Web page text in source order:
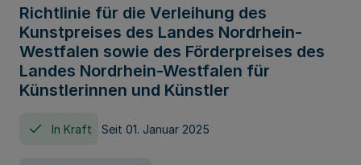
Richtlinie für die Verleihung des
Kunstpreises des Landes Nordrhein-
Westfalen sowie des Förderpreises des
Landes Nordrhein-Westfalen für
Künstlerinnen und Künstler
In Kraft Seit 01. Januar 2025